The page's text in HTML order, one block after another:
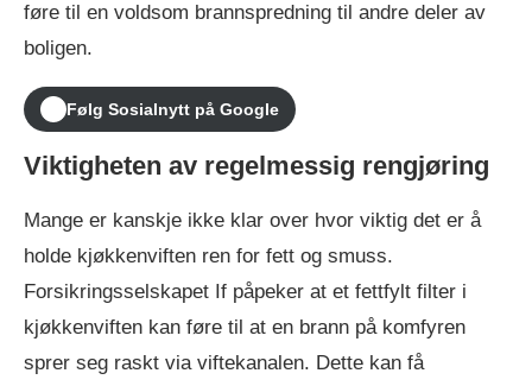
føre til en voldsom brannspredning til andre deler av
boligen.
Følg Sosialnytt på Google
Viktigheten av regelmessig rengjøring
Mange er kanskje ikke klar over hvor viktig det er å
holde kjøkkenviften ren for fett og smuss.
Forsikringsselskapet If påpeker at et fettfylt filter i
kjøkkenviften kan føre til at en brann på komfyren
sprer seg raskt via viftekanalen. Dette kan få